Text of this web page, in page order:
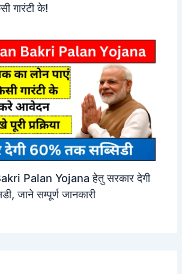
गारंटी के!
Palan Yojana हेतु सरकार देगी
जाने सम्पूर्ण जानकारी